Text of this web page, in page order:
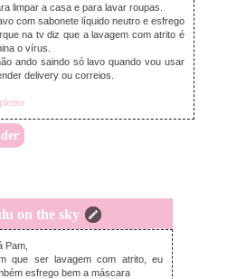
limpar a casa e para lavar roupas.
com sabonete líquido neutro e esfrego
na tv diz que a lavagem com atrito é
o vírus.
ando saindo só lavo quando vou usar
delivery ou correios.
on the sky
quarta-feira, junho 24, 2020
Pam,
que ser lavagem com atrito, eu
esfrego bem a máscara